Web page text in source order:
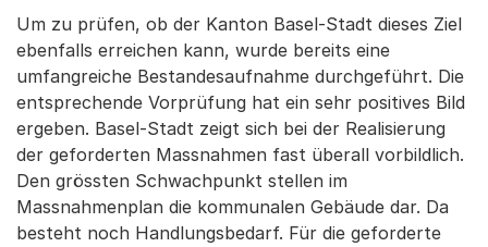
Um zu prüfen, ob der Kanton Basel-Stadt dieses Ziel
ebenfalls erreichen kann, wurde bereits eine
umfangreiche Bestandesaufnahme durchgeführt. Die
entsprechende Vorprüfung hat ein sehr positives Bild
ergeben. Basel-Stadt zeigt sich bei der Realisierung
der geforderten Massnahmen fast überall vorbildlich.
Den grössten Schwachpunkt stellen im
Massnahmenplan die kommunalen Gebäude dar. Da
besteht noch Handlungsbedarf. Für die geforderte